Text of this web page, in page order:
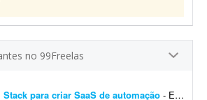
no 99Freelas
para criar SaaS de automação - Estou procurando um desenvolvedor Full Stack para desenvolver um projeto do zero. O objetivo é criar um SaaS completo de automação para redes sociais, iniciando com um MVP robu...